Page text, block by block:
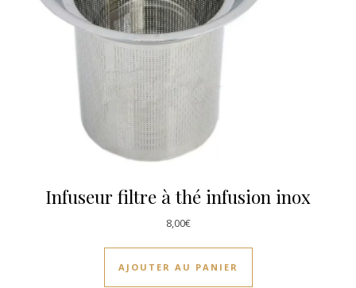
Infuseur filtre à thé infusion inox
8,00€
AJOUTER AU PANIER